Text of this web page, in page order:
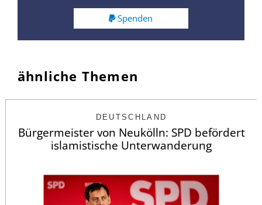
Spenden
ähnliche Themen
DEUTSCHLAND
Bürgermeister von Neukölln: SPD befördert
islamistische Unterwanderung